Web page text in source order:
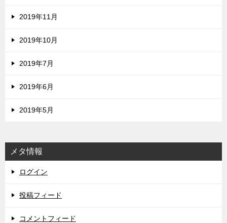
2019年11月
2019年10月
2019年7月
2019年6月
2019年5月
メタ情報
ログイン
投稿フィード
コメントフィード